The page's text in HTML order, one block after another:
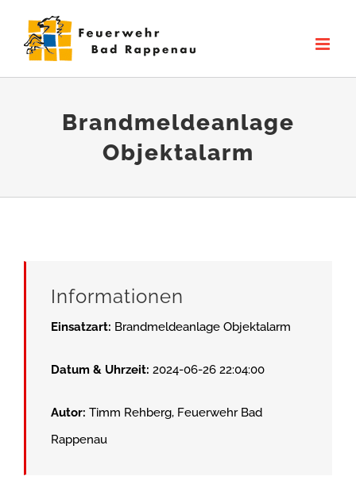
Inhalt
Brandmeldeanlage
Objektalarm
Informationen
Einsatzart: Brandmeldeanlage Objektalarm
Datum & Uhrzeit: 2024-06-26 22:04:00
Autor: Timm Rehberg, Feuerwehr Bad
Rappenau